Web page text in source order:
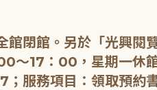
閉館。另於「光興閱
～17：00，星期一休
服務項目：領取預約